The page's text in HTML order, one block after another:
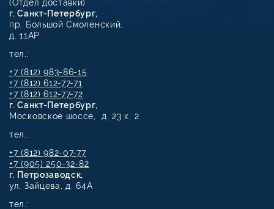
(Отдел доставки)
г. Санкт-Петербург,
пр. Большой Смоленский,
д. 11АР
тел.:
+7 (812) 983-86-15
+7 (812) 612-77-71
+7 (812) 612-77-72
г. Санкт-Петербург,
Московское шоссе, д. 23 к. 2
тел.:
+7 (812) 982-07-77
+7 (905) 250-32-82
г. Петрозаводск,
ул. Зайцева, д. 64А
тел.: